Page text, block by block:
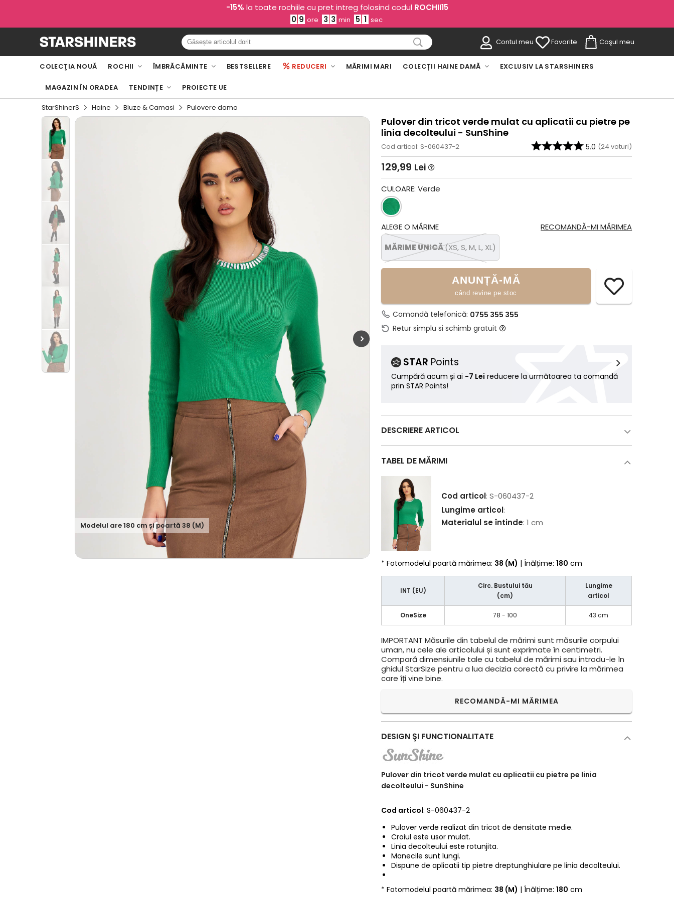
-15% la toate rochiile cu pret intreg folosind codul ROCHII15
0 9 ore 3 3 min 4 9 sec
Contul meu Favorite Coşul meu
COLECŢIA NOUĂ ROCHII ÎMBRĂCĂMINTE BESTSELLERE REDUCERI MĂRIMI MARI COLECȚII HAINE DAMĂ EXCLUSIV LA STARSHINERS
MAGAZIN ÎN ORADEA TENDINȚE PROIECTE UE
StarShinerS Haine Bluze & Camasi Pulovere dama
Modelul are180 cm și poartă38 (M)
Pulover din tricot verde mulat cu aplicatii cu pietre pe
linia decolteului - SunShine
Cod articol: S-060437-2 5.0 (24 voturi)
129,99 Lei
CULOARE:Verde
RECOMANDĂ-MI MĂRIMEA
ALEGE O MĂRIME
MĂRIME UNICĂ(XS, S, M, L, XL)
ANUNȚĂ-MĂ
când revine pe stoc
Comandă telefonică: 0755 355 355
Retur simplu si schimb gratuit
STAR Points
Cumpără acum și ai -7 Lei reducere la următoarea ta comandă
prin STAR Points!
DESCRIERE ARTICOL
TABEL DE MĂRIMI
Cod articol: S-060437-2
Lungime articol:
Materialul se întinde: 1 cm
* Fotomodelul poartă mărimea: 38 (M) | Înălțime:180 cm
INT (EU)
Circ. Bustului tău
(cm)
Lungime
articol
OneSize 78 - 100 43 cm
IMPORTANT Măsurile din tabelul de mărimi sunt măsurile corpului
uman, nu cele ale articolului și sunt exprimate în centimetri.
Compară dimensiunile tale cu tabelul de mărimi sau introdu-le în
ghidul StarSize pentru a lua decizia corectă cu privire la mărimea
care îți vine bine.
RECOMANDĂ-MI MĂRIMEA
DESIGN ŞI FUNCTIONALITATE
Pulover din tricot verde mulat cu aplicatii cu pietre pe linia
decolteului - SunShine
Cod articol: S-060437-2
Pulover verde realizat din tricot de densitate medie.
Croiul este usor mulat.
Linia decolteului este rotunjita.
Manecile sunt lungi.
Dispune de aplicatii tip pietre dreptunghiulare pe linia decolteului.
* Fotomodelul poartă mărimea: 38 (M) | Înălțime:180 cm